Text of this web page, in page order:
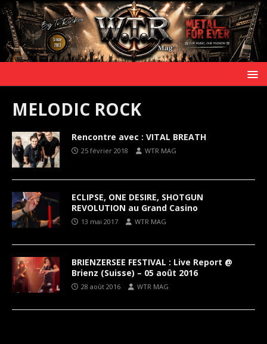
MELODIC ROCK
Rencontre avec : VITAL BREATH
25 février 2018 WTR MAG
ECLIPSE, ONE DESIRE, SHOTGUN
REVOLUTION au Grand Casino
13 mai 2017 WTR MAG
BRIENZERSEE FESTIVAL : Live Report @
Brienz (Suisse) – 05 août 2016
28 août 2016 WTR MAG